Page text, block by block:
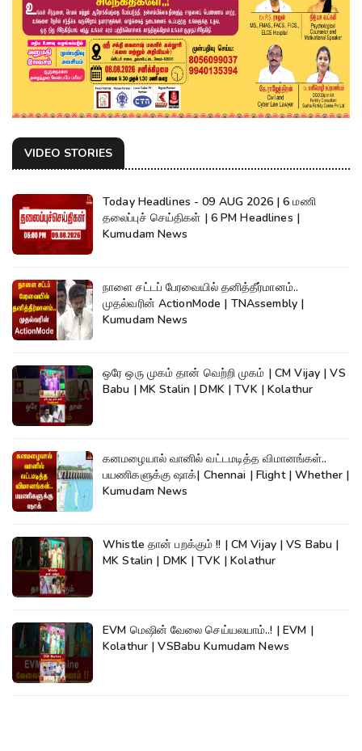
VIDEO STORIES
Today Headlines - 09 AUG 2026 | 6 மணி
தலைப்புச் செய்திகள் | 6 PM Headlines |
Kumudam News
நாளை சட்டப் பேரவையில் தனித்தீர்மானம்..
முதல்வரின் ActionMode | TNAssembly |
Kumudam News
ஒரே ஒரு முகம் தான் வெற்றி முகம் | CM Vijay | VS
Babu | MK Stalin | DMK | TVK | Kolathur
கனமழையால் வானில் வட்டமடித்த விமானங்கள்..
பயணிகளுக்கு ஷாக்| Chennai | Flight | Whether |
Kumudam News
Whistle தான் பறக்கும் !! | CM Vijay | VS Babu |
MK Stalin | DMK | TVK | Kolathur
EVM மெஷின் வேலை செய்யலயாம்..! | EVM |
Kolathur | VSBabu Kumudam News